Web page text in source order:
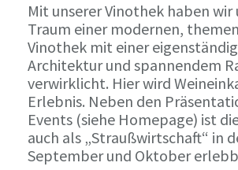
Mit unserer Vinothek haben wir
Traum einer modernen,
Vinothek mit einer
Architektur und spannendem
verwirklicht. Hier wird
Erlebnis. Neben den
Events (siehe Homepage) ist
auch als „Straußwirtschaft“ in
September und Oktober